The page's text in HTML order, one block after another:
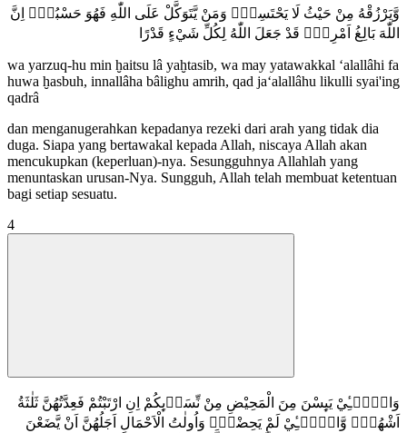
وَّيَرْزُقْهُ مِنْ حَيْثُ لَا يَحْتَسِبُۗ وَمَنْ يَّتَوَكَّلْ عَلَى اللّٰهِ فَهُوَ حَسْبُهٗۗ اِنَّ
اللّٰهَ بَالِغُ اَمْرِهٖۗ قَدْ جَعَلَ اللّٰهُ لِكُلِّ شَيْءٍ قَدْرًا
wa yarzuq-hu min ḫaitsu lâ yaḫtasib, wa may yatawakkal ‘alallâhi fa
huwa ḫasbuh, innallâha bâlighu amrih, qad ja‘alallâhu likulli syai'ing
qadrâ
dan menganugerahkan kepadanya rezeki dari arah yang tidak dia
duga. Siapa yang bertawakal kepada Allah, niscaya Allah akan
mencukupkan (keperluan)-nya. Sesungguhnya Allahlah yang
menuntaskan urusan-Nya. Sungguh, Allah telah membuat ketentuan
bagi setiap sesuatu.
4
وَالّٰۤـِٔيْ يَىِٕسْنَ مِنَ الْمَحِيْضِ مِنْ نِّسَاۤىِٕكُمْ اِنِ ارْتَبْتُمْ فَعِدَّتُهُنَّ ثَلٰثَةُ
اَشْهُرٍۙ وَّالّٰۤـِٔيْ لَمْ يَحِضْنَۗ وَاُولٰتُ الْاَحْمَالِ اَجَلُهُنَّ اَنْ يَّضَعْنَ